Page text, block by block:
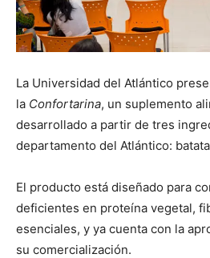
La Universidad del Atlántico
la Confortarina, un suplemento
desarrollado a partir de tres
departamento del Atlántico:
El producto está diseñado para
deficientes en proteína vegetal,
esenciales, y ya cuenta con la
su comercialización.